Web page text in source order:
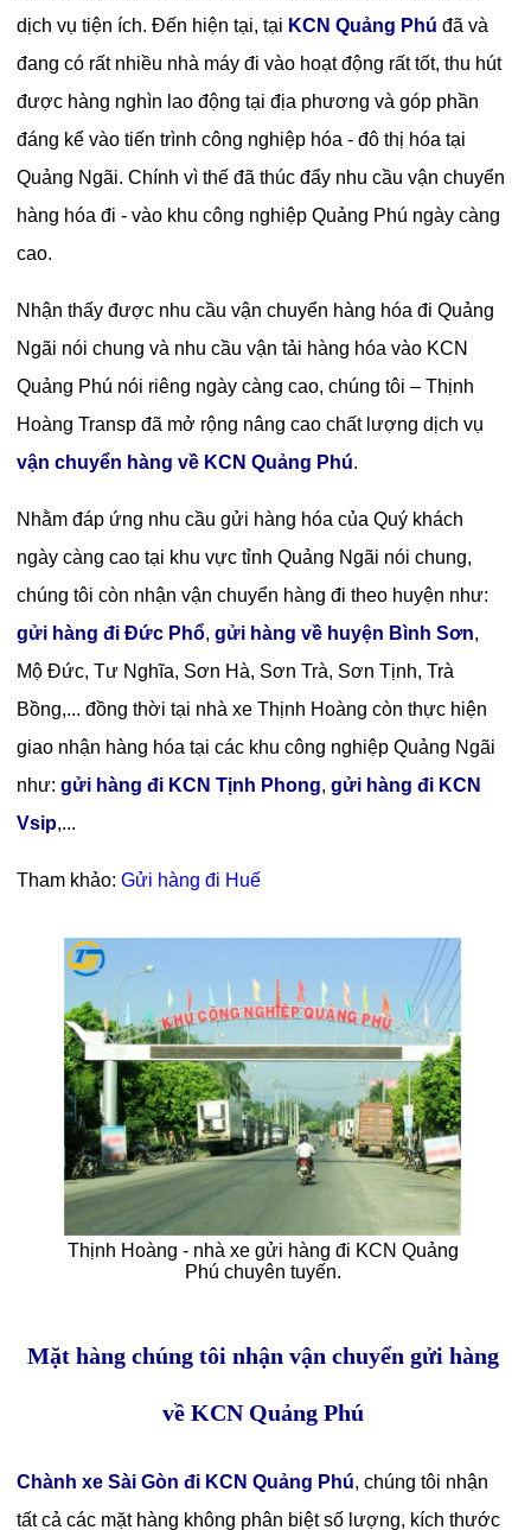
dịch vụ tiện ích. Đến hiện tại, tại KCN Quảng Phú đã và
đang có rất nhiều nhà máy đi vào hoạt động rất tốt, thu hút
được hàng nghìn lao động tại địa phương và góp phần
đáng kể vào tiến trình công nghiệp hóa - đô thị hóa tại
Quảng Ngãi. Chính vì thế đã thúc đẩy nhu cầu vận chuyển
hàng hóa đi - vào khu công nghiệp Quảng Phú ngày càng
cao.
Nhận thấy được nhu cầu vận chuyển hàng hóa đi Quảng
Ngãi nói chung và nhu cầu vận tải hàng hóa vào KCN
Quảng Phú nói riêng ngày càng cao, chúng tôi – Thịnh
Hoàng Transp đã mở rộng nâng cao chất lượng dịch vụ
vận chuyển hàng về KCN Quảng Phú.
Nhằm đáp ứng nhu cầu gửi hàng hóa của Quý khách
ngày càng cao tại khu vực tỉnh Quảng Ngãi nói chung,
chúng tôi còn nhận vận chuyển hàng đi theo huyện như:
gửi hàng đi Đức Phổ,gửi hàng về huyện Bình Sơn,
Mộ Đức, Tư Nghĩa, Sơn Hà, Sơn Trà, Sơn Tịnh, Trà
Bồng,... đồng thời tại nhà xe Thịnh Hoàng còn thực hiện
giao nhận hàng hóa tại các khu công nghiệp Quảng Ngãi
như:gửi hàng đi KCN Tịnh Phong,gửi hàng đi KCN
Vsip,...
Tham khảo:Gửi hàng đi Huế
Thịnh Hoàng - nhà xe gửi hàng đi KCN Quảng
Phú chuyên tuyến.
Mặt hàng chúng tôi nhận vận chuyển gửi hàng
về KCN Quảng Phú
Chành xe Sài Gòn đi KCN Quảng Phú, chúng tôi nhận
tất cả các mặt hàng không phân biệt số lượng, kích thước